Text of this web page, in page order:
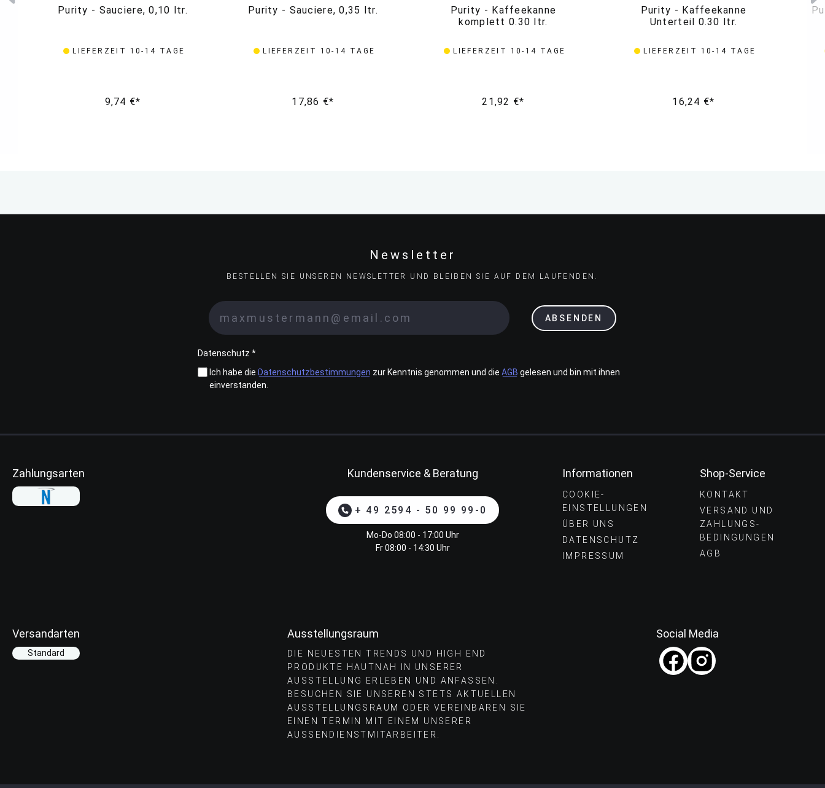
Purity - Sauciere, 0,10 ltr.
LIEFERZEIT 10-14 TAGE
9,74 €*
Purity - Sauciere, 0,35 ltr.
LIEFERZEIT 10-14 TAGE
17,86 €*
Purity - Kaffeekanne
komplett 0.30 ltr.
LIEFERZEIT 10-14 TAGE
21,92 €*
Purity - Kaffeekanne
Unterteil 0.30 ltr.
LIEFERZEIT 10-14 TAGE
16,24 €*
Newsletter
BESTELLEN SIE UNSEREN NEWSLETTER UND BLEIBEN SIE AUF DEM LAUFENDEN.
ABSENDEN
Datenschutz *
Ich habe die Datenschutzbestimmungen zur Kenntnis genommen und die AGB gelesen und bin mit ihnen
einverstanden.
Zahlungsarten Kundenservice & Beratung
+ 49 2594 - 50 99 99-0
Mo-Do 08:00 - 17:00 Uhr
Fr 08:00 - 14:30 Uhr
Informationen
COOKIE-
EINSTELLUNGEN
ÜBER UNS
DATENSCHUTZ
IMPRESSUM
Shop-Service
KONTAKT
VERSAND UND
ZAHLUNGS­
BEDINGUNGEN
AGB
Versandarten
Standard
Ausstellungsraum
DIE NEUESTEN TRENDS UND HIGH END
PRODUKTE HAUTNAH IN UNSERER
AUSSTELLUNG ERLEBEN UND ANFASSEN.
BESUCHEN SIE UNSEREN STETS AKTUELLEN
AUSSTELLUNGSRAUM ODER VEREINBAREN SIE
EINEN TERMIN MIT EINEM UNSERER
AUSSENDIENSTMITARBEITER.
Social Media